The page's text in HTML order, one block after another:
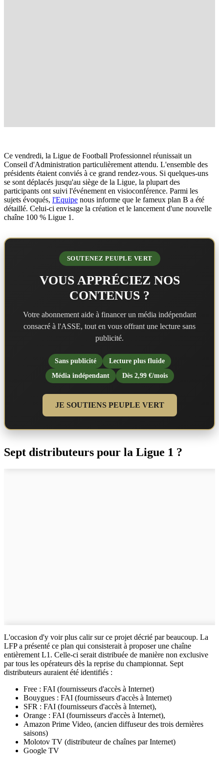
Ce vendredi, la Ligue de Football Professionnel réunissait un
Conseil d'Administration particulièrement attendu. L'ensemble des
présidents étaient conviés à ce grand rendez-vous. Si quelques-uns
se sont déplacés jusqu'au siège de la Ligue, la plupart des
participants ont suivi l'événement en visioconférence. Parmi les
sujets évoqués, l'Equipe nous informe que le fameux plan B a été
détaillé. Celui-ci envisage la création et le lancement d'une nouvelle
chaîne 100 % Ligue 1.
SOUTENEZ PEUPLE VERT
VOUS APPRÉCIEZ NOS
CONTENUS ?
Votre abonnement aide à financer un média indépendant
consacré à l'ASSE, tout en vous offrant une lecture sans
publicité.
Sans publicité
Lecture plus fluide
Média indépendant
Dès 2,99 €/mois
JE SOUTIENS PEUPLE VERT
Sept distributeurs pour la Ligue 1 ?
L'occasion d'y voir plus calir sur ce projet décrié par beaucoup. La
LFP a présenté ce plan qui consisterait à proposer une chaîne
entièrement L1. Celle-ci serait distribuée de manière non exclusive
par tous les opérateurs dès la reprise du championnat. Sept
distributeurs auraient été identifiés :
Free : FAI (fournisseurs d'accès à Internet)
Bouygues : FAI (fournisseurs d'accès à Internet)
SFR : FAI (fournisseurs d'accès à Internet),
Orange : FAI (fournisseurs d'accès à Internet),
Amazon Prime Video, (ancien diffuseur des trois dernières
saisons)
Molotov TV (distributeur de chaînes par Internet)
Google TV